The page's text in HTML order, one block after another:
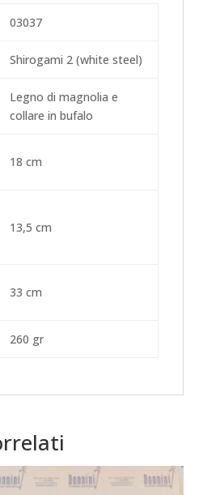
03037
Shirogami 2 (white steel)
Legno di magnolia e
collare in bufalo
18 cm
13,5 cm
33 cm
260 gr